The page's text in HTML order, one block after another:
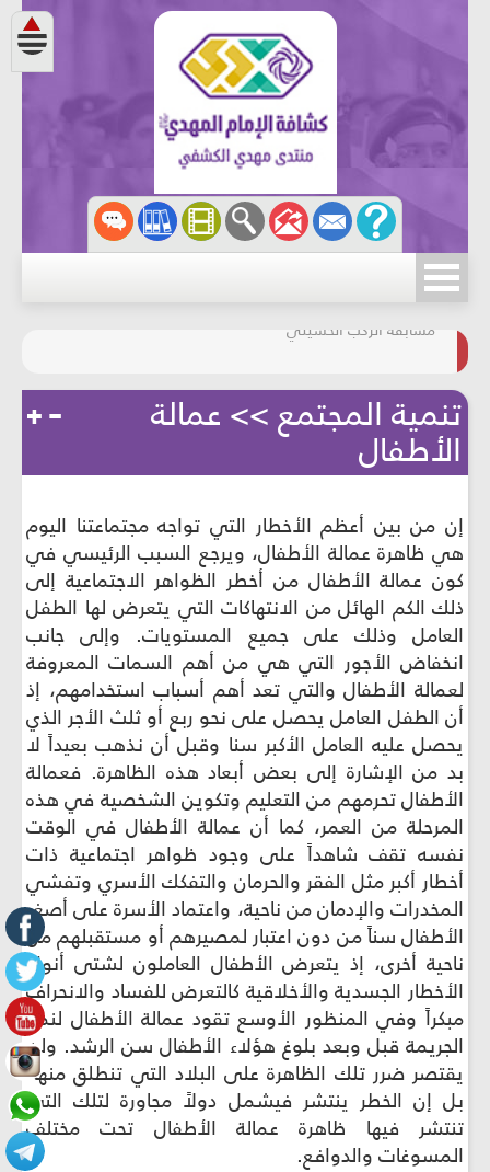
مسابقة الركب الحسينيّ
تنمية المجتمع >> عمالة
الأطفال
إن من بين أعظم الأخطار التي تواجه مجتماعتنا اليوم
هي ظاهرة عمالة الأطفال، ويرجع السبب الرئيسي في
كون عمالة الأطفال من أخطر الظواهر الاجتماعية إلى
ذلك الكم الهائل من الانتهاكات التي يتعرض لها الطفل
العامل وذلك على جميع المستويات. وإلى جانب
انخفاض الأجور التي هي من أهم السمات المعروفة
لعمالة الأطفال والتي تعد أهم أسباب استخدامهم، إذ
أن الطفل العامل يحصل على نحو ربع أو ثلث الأجر الذي
يحصل عليه العامل الأكبر سنا وقبل أن نذهب بعيداً لا
بد من الإشارة إلى بعض أبعاد هذه الظاهرة. فعمالة
الأطفال تحرمهم من التعليم وتكوين الشخصية في هذه
المرحلة من العمر، كما أن عمالة الأطفال في الوقت
نفسه تقف شاهداً على وجود ظواهر اجتماعية ذات
أخطار أكبر مثل الفقر والحرمان والتفكك الأسري وتفشي
المخدرات والإدمان من ناحية، واعتماد الأسرة على أصغر
الأطفال سناً من دون اعتبار لمصيرهم أو مستقبلهم من
ناحية أخرى، إذ يتعرض الأطفال العاملون لشتى أنواع
الأخطار الجسدية والأخلاقية كالتعرض للفساد والانحراف
مبكراً وفي المنظور الأوسع تقود عمالة الأطفال لنمو
الجريمة قبل وبعد بلوغ هؤلاء الأطفال سن الرشد. ولن
يقتصر ضرر تلك الظاهرة على البلاد التي تنطلق منها،
بل إن الخطر ينتشر فيشمل دولاً مجاورة لتلك التي
تنتشر فيها ظاهرة عمالة الأطفال تحت مختلف
المسوغات والدوافع.